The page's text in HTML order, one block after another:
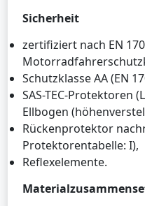
Sicherheit
zertifiziert nach EN
Schutzklasse AA (EN
SAS-TEC-Protektoren
Ellbogen
Rückenprotektor
Protektorentabelle: I),
Reflexelemente.